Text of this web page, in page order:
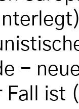
-
Fall ist